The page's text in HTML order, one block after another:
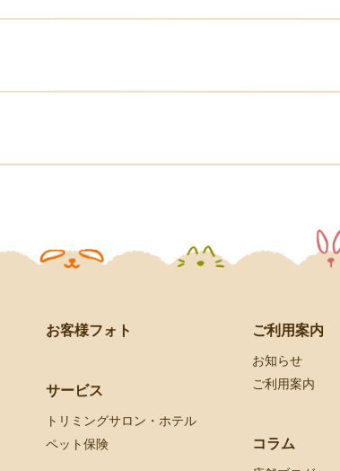
お客様フォト
サービス
トリミングサロン・ホテル
ペット保険
ご利用案内
お知らせ
ご利用案内
コラム